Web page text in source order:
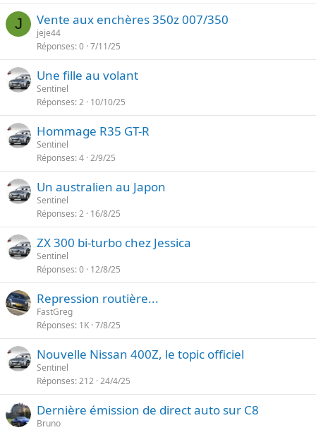
J Vente aux enchères 350z 007/350
jeje44
Réponses 0 7/11/25
Une fille au volant
Sentinel
Réponses 2 10/10/25
Hommage R35 GT-R
Sentinel
Réponses 4 2/9/25
Un australien au Japon
Sentinel
Réponses 2 16/8/25
ZX 300 bi-turbo chez Jessica
Sentinel
Réponses 0 12/8/25
Repression routière...
FastGreg
Réponses 1K 7/8/25
Nouvelle Nissan 400Z, le topic officiel
Sentinel
Réponses 212 24/4/25
Dernière émission de direct auto sur C8
Bruno